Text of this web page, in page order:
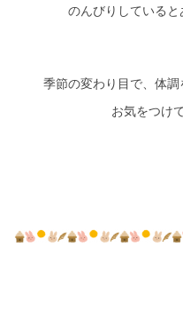
企業情報
のんびりしている
季節の変わり目で、体
お気をつけ